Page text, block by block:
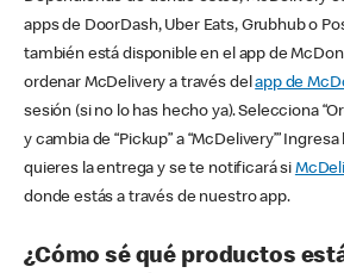
apps de DoorDash, Uber Eats, Grubhub o
también está disponible en el app de
ordenar McDelivery a través delapp de
sesión (si no lo has hecho ya). Selecciona
y cambia de “Pickup” a “McDelivery’”
quieres la entrega y se te notificará si
donde estás a través de nuestro app.
¿Cómo sé qué productos